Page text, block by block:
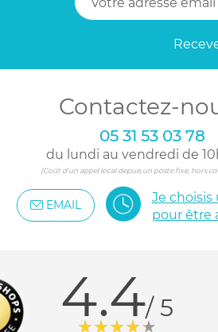
Contactez-
05 31 53 03 78
du lundi au vendredi de
(Coût d'un appel local depuis un poste fixe, hors
EMAIL
Je choisis
pour être
4.4/ 5